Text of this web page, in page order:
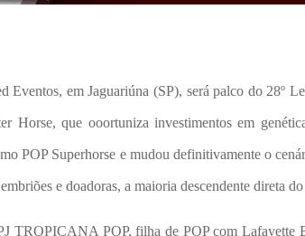
Eventos, em Jaguariúna (SP), será palco do 28º
Horse, que ooortuniza investimentos em
POP Superhorse e mudou definitivamente o
e doadoras, a maioria descendente direta
TROPICANA POP, filha de POP com